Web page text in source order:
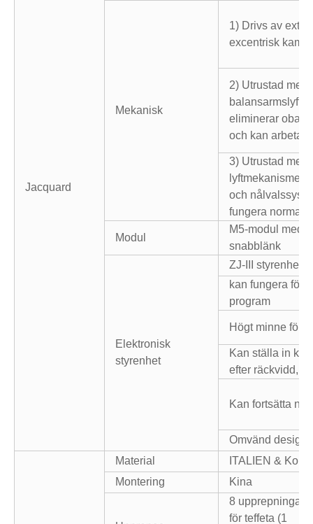
Jacquard
Mekanisk
1) Drivs av
excentrisk kam
2) Utrustad med
eliminerar
och kan arbeta
3) Utrustad med
och
fungera normalt
Modul
M5-modul med
snabblänk
Elektronisk
styrenhet
ZJ-III styrenhet
kan fungera för
program
Högt minne för
Kan ställa in
efter räckvidd,
Kan fortsätta
Omvänd design
Material
ITALIEN &
Montering
Kina
8 upprepningar
för teffeta (1